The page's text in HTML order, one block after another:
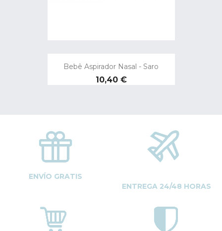
Bebê Aspirador Nasal - Saro
Preço
10,40 €
ENVÍO GRATIS
ENTREGA 24/48 HORAS